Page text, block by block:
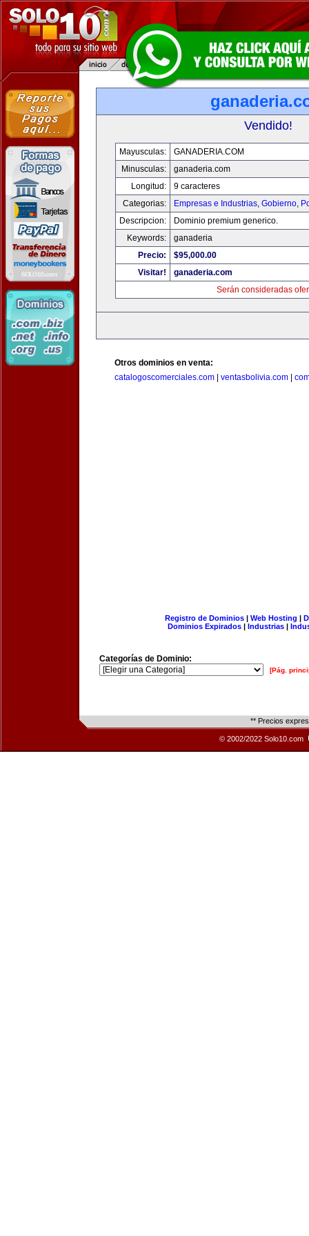
Vendido!
Mayusculas:
GANADERIA.COM
Minusculas:
ganaderia.com
Longitud:
9 caracteres
Categorias:
Empresas e Industrias, Gobierno,
Descripcion:
Dominio premium generico.
Keywords:
ganaderia
Precio:
$95,000.00
Visitar!
ganaderia.com
Serán consideradas
Otros dominios en venta:
catalogoscomerciales.com
ventasbolivia.com
Registro de Dominios| Web Hosting |
Dominios Expirados | Industrias |
Categorías de Dominio:
[Pág.
** Precios
© 2002/2022 Solo10.com